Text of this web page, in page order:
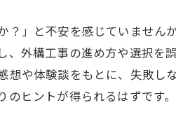
」と不安を感じていません
外構工事の進め方や選択を
や体験談をもとに、失敗し
のヒントが得られるはずです。